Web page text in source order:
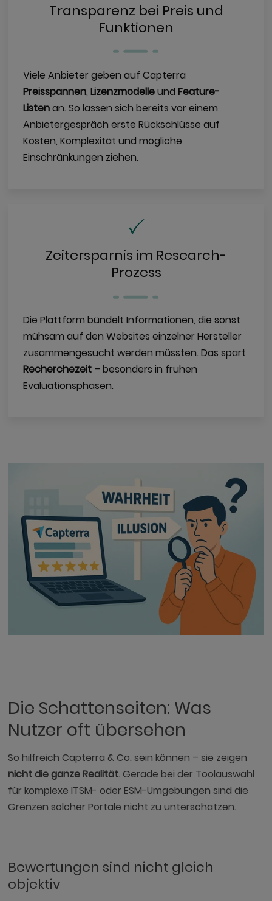
Transparenz bei Preis und
Funktionen
Viele Anbieter geben auf Capterra
Preisspannen, Lizenzmodelleund Feature-
Listenan. So lassen sich bereits vor einem
Anbietergespräch erste Rückschlüsse auf
Kosten, Komplexität und mögliche
Einschränkungen ziehen.
Zeitersparnis im Research-
Prozess
Die Plattform bündelt Informationen, die sonst
mühsam auf den Websites einzelner Hersteller
zusammengesucht werden müssten. Das spart
Recherchezeit– besonders in frühen
Evaluationsphasen.
Die Schattenseiten: Was
Nutzer oft übersehen
So hilfreich Capterra & Co. sein können – sie zeigen
nicht die ganze Realität. Gerade bei der Toolauswahl
für komplexe ITSM- oder ESM-Umgebungen sind die
Grenzen solcher Portale nicht zu unterschätzen.
Bewertungen sind nicht gleich
objektiv